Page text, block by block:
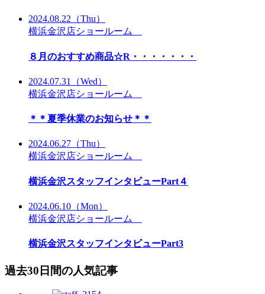
2024.08.22 （Thu）
横浜金沢店ショールーム
８月のおすすめ商品☆R・・・・・・・
2024.07.31
（Wed）
横浜金沢店ショールーム
＊＊夏季休業のお知らせ＊＊
2024.06.27 （Thu）
横浜金沢店ショールーム
横浜金沢スタッフインタビューPart４
2024.06.10 （Mon）
横浜金沢店ショールーム
横浜金沢スタッフインタビューPart3
過去30日間の人気記事